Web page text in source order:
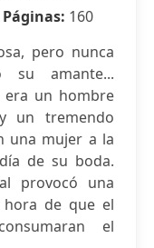
160
pero nunca
su amante...
era un hombre
un tremendo
una mujer a la
de su boda.
provocó una
hora de que el
el